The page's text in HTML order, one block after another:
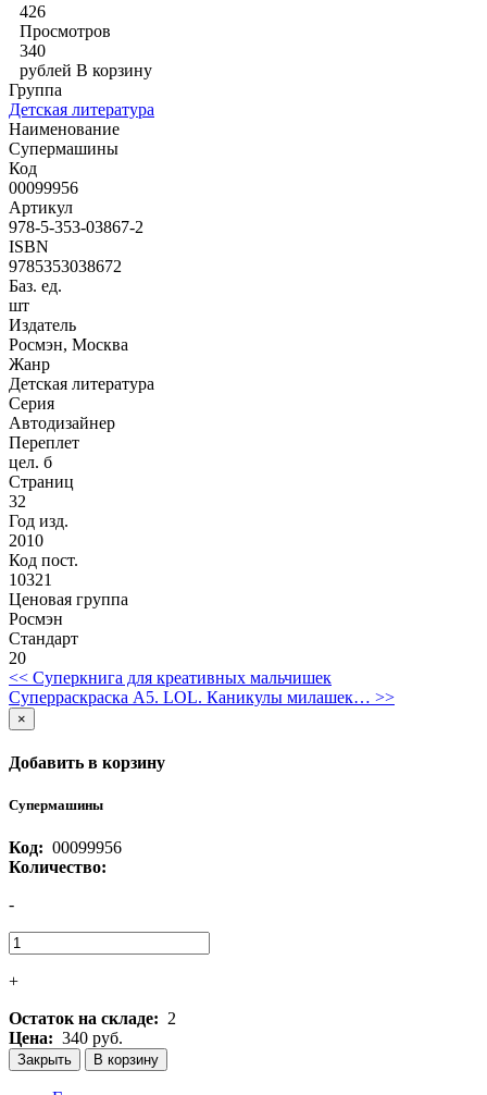
426
Просмотров
340
рублей В корзину
Группа
Детская литература
Наименование
Супермашины
Код
00099956
Артикул
978-5-353-03867-2
ISBN
9785353038672
Баз. ед.
шт
Издатель
Росмэн, Москва
Жанр
Детская литература
Серия
Автодизайнер
Переплет
цел. б
Страниц
32
Год изд.
2010
Код пост.
10321
Ценовая группа
Росмэн
Стандарт
20
<< Суперкнига для креативных мальчишек
Суперраскраска А5. LOL. Каникулы милашек… >>
×
Добавить в корзину
Супермашины
Код: 00099956
Количество:
-
+
Остаток на складе: 2
Цена: 340 руб.
Закрыть В корзину